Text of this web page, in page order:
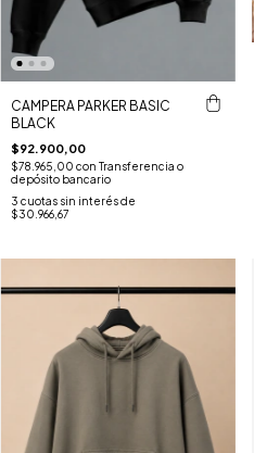
CAMPERA PARKER BASIC
BLACK
$92.900,00
$78.965,00 con Transferencia o
depósito bancario
3 cuotas sin interés de
$30.966,67